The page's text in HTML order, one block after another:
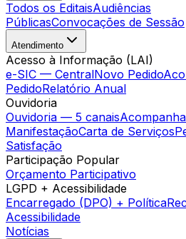
Todos os EditaisAudiências
PúblicasConvocações de Sessão
Atendimento
Acesso à Informação (LAI)
e-SIC — CentralNovo Pedido
PedidoRelatório Anual
Ouvidoria
Ouvidoria — 5 canais
ManifestaçãoCarta de Serviços
Satisfação
Participação Popular
Orçamento Participativo
LGPD + Acessibilidade
Encarregado (DPO) + Política
Acessibilidade
Notícias